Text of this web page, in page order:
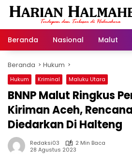
Langsung
Beranda
Nasional Malut
Beranda Hukum
Hukum Kriminal Maluku Utara
BNNP Malut Ringkus
Kiriman Aceh,
Diedarkan Di Halteng
Redaksi03
2 Min Baca
28 Agustus 2023